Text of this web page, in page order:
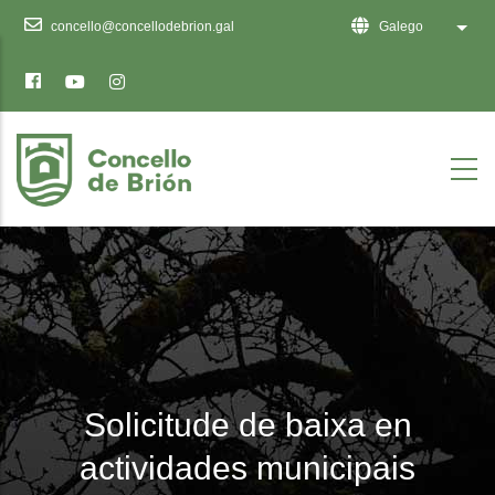
sitio
web
inclúe
un
sistema
de
accesibilidade.
concello@concellodebrion.gal Galego List
Solicitude de baixa en
actividades municipais